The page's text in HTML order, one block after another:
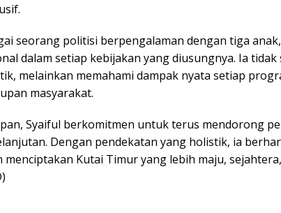
seorang politisi berpengalaman dengan tiga
dalam setiap kebijakan yang diusungnya. Ia
melainkan memahami dampak nyata setiap
masyarakat.
Syaiful berkomitmen untuk terus mendorong
Dengan pendekatan yang holistik, ia
menciptakan Kutai Timur yang lebih maju,